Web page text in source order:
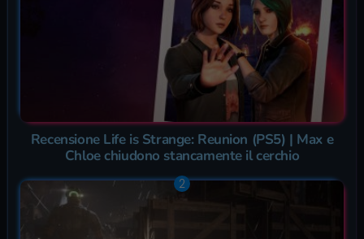
Recensione Life is Strange: Reunion (PS5) | Max e
Chloe chiudono stancamente il cerchio